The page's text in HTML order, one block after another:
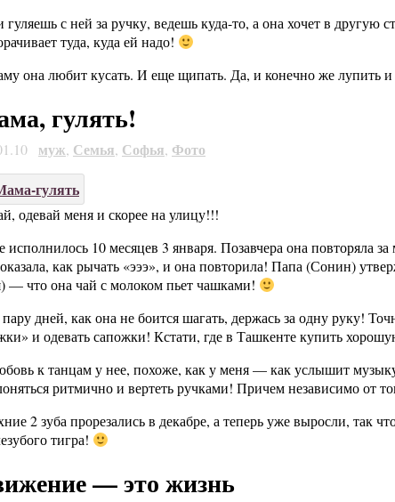
гуляешь с ней за ручку, ведешь куда-то, а она хочет в другую
туда, куда ей надо!
она любит кусать. И еще щипать. Да, и конечно же лупить и
гулять!
муж, Семья, Софья, Фото
одевай меня и скорее на улицу!!!
исполнилось 10 месяцев 3 января. Позавчера она повторяла
как рычать «эээ», и она повторила! Папа (Сонин)
— что она чай с молоком пьет чашками!
дней, как она не боится шагать, держась за одну руку!
и одевать сапожки! Кстати, где в Ташкенте купить
к танцам у нее, похоже, как у меня — как услышит
ритмично и вертеть ручками! Причем независимо от
2 зуба прорезались в декабре, а теперь уже выросли, так
тигра!
— это жизнь